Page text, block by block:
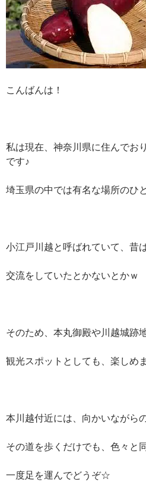
こんばんは！
私は現在、神奈川県に住んでお
です♪
埼玉県の中では有名な場所のひ
小江戸川越と呼ばれていて、昔
交流をしていたとかないとかｗ
そのため、本丸御殿や川越城跡
観光スポットとしても、楽しめ
本川越付近には、向かいながら
その道を歩くだけでも、色々と
一度足を運んでどうぞ☆